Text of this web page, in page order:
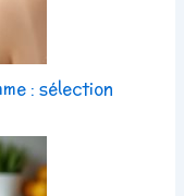
: sélection